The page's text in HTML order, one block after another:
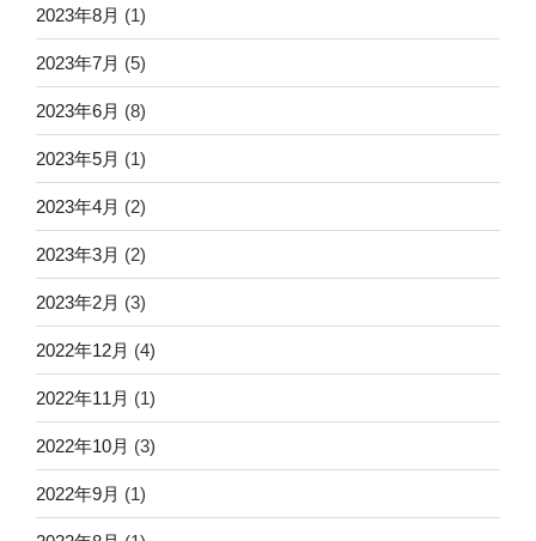
2023年8月 (1)
2023年7月 (5)
2023年6月 (8)
2023年5月 (1)
2023年4月 (2)
2023年3月 (2)
2023年2月 (3)
2022年12月 (4)
2022年11月 (1)
2022年10月 (3)
2022年9月 (1)